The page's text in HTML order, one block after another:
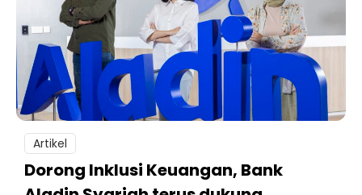
Artikel
Dorong Inklusi Keuangan, Bank